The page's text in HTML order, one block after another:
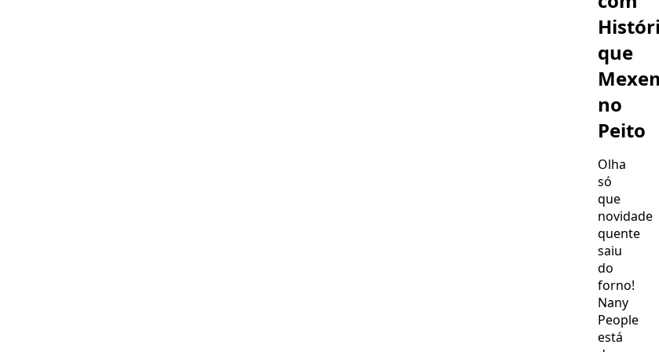
que
no
Peito
Olha
só
que
novidade
quente
saiu
do
forno!
Nany
People
está
Pais